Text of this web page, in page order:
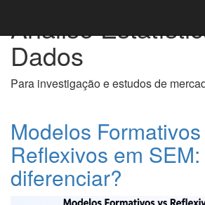
Análise
Dados
Para investigação e estudos de
Modelos
Reflexivos em
diferenciar?